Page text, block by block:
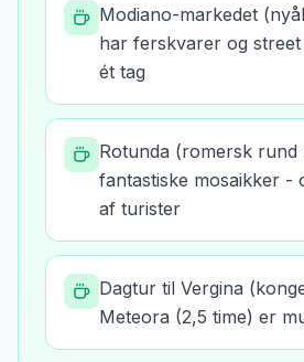
Modiano-markedet
har ferskvarer og
ét tag
Rotunda (romersk rund
fantastiske mosaikker -
af turister
Dagtur til Vergina
Meteora (2,5 time) er